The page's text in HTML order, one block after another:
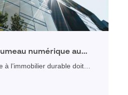
numérique au
de vos
à l’immobilier durable doit